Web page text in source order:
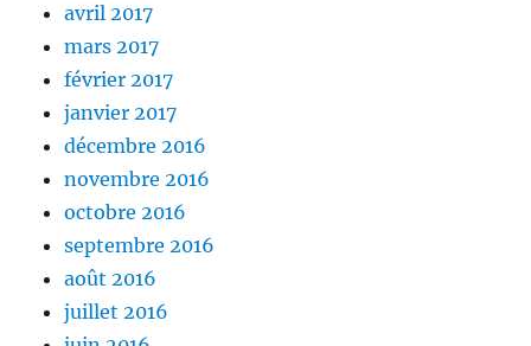
avril 2017
mars 2017
février 2017
janvier 2017
décembre 2016
novembre 2016
octobre 2016
septembre 2016
août 2016
juillet 2016